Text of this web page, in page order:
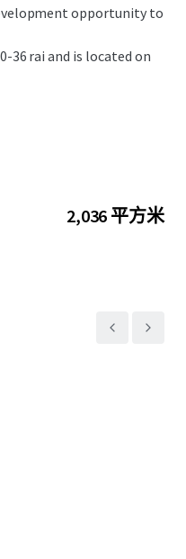
opportunity to
36 rai and is located on
2,036 平方米